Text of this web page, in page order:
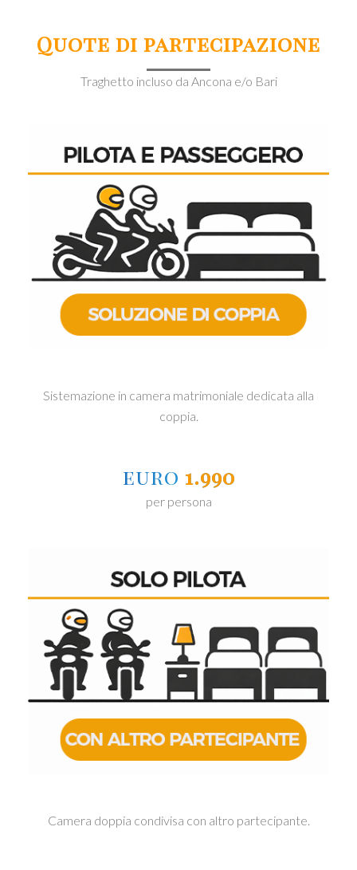
Quote di partecipazione
Traghetto incluso da Ancona e/o Bari
Sistemazione in camera matrimoniale dedicata alla
coppia.
euro 1.990
per persona
Camera doppia condivisa con altro partecipante.